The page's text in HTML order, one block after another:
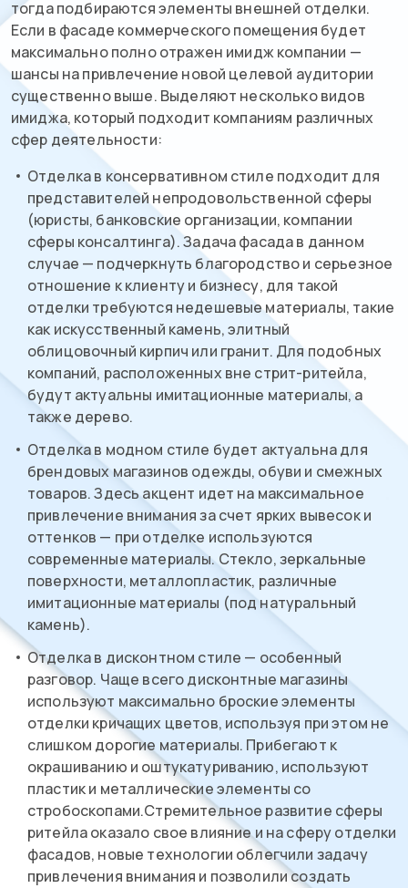
тогда подбираются элементы внешней отделки.
Если в фасаде коммерческого помещения будет
максимально полно отражен имидж компании —
шансы на привлечение новой целевой аудитории
существенно выше. Выделяют несколько видов
имиджа, который подходит компаниям различных
сфер деятельности:
Отделка в консервативном стиле подходит для
представителей непродовольственной сферы
(юристы, банковские организации, компании
сферы консалтинга). Задача фасада в данном
случае — подчеркнуть благородство и серьезное
отношение к клиенту и бизнесу, для такой
отделки требуются недешевые материалы, такие
как искусственный камень, элитный
облицовочный кирпич или гранит. Для подобных
компаний, расположенных вне стрит-ритейла,
будут актуальны имитационные материалы, а
также дерево.
Отделка в модном стиле будет актуальна для
брендовых магазинов одежды, обуви и смежных
товаров. Здесь акцент идет на максимальное
привлечение внимания за счет ярких вывесок и
оттенков — при отделке используются
современные материалы. Стекло, зеркальные
поверхности, металлопластик, различные
имитационные материалы (под натуральный
камень).
Отделка в дисконтном стиле — особенный
разговор. Чаще всего дисконтные магазины
используют максимально броские элементы
отделки кричащих цветов, используя при этом не
слишком дорогие материалы. Прибегают к
окрашиванию и оштукатуриванию, используют
пластик и металлические элементы со
стробоскопами.Стремительное развитие сферы
ритейла оказало свое влияние и на сферу отделки
фасадов, новые технологии облегчили задачу
привлечения внимания и позволили создать